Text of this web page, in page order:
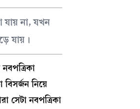
যায় না, যখন
যায়।
নিয়ে
সেটা নবপত্রিকা